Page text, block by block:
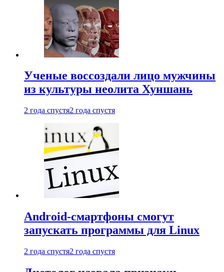
Ученые воссоздали лицо мужчины
из культуры неолита Хуншань
2 года спустя2 года спустя
Android-смартфоны смогут
запускать программы для Linux
2 года спустя2 года спустя